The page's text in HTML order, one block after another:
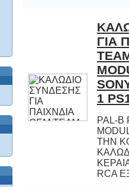
ΓΙΑ
1
PAL-B
ΤΗΝ
ΚΑΛΩΔΙΟ
ΚΕΡΑΙΑΣAUTO-
RCA